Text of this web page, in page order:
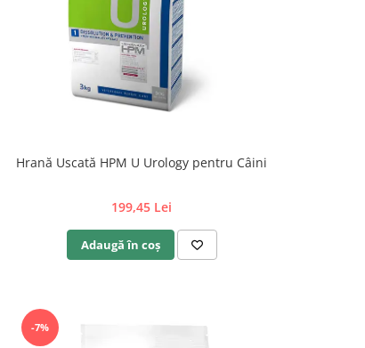
Hrană Uscată HPM U Urology pentru Câini
199,45 Lei
Adaugă în coș
-7%